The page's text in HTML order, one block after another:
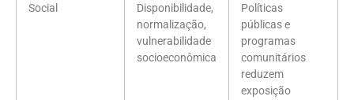
Social
Disponibilidade,
normalização,
vulnerabilidade
socioeconômica
Políticas
públicas e
programas
comunitários
reduzem
exposição